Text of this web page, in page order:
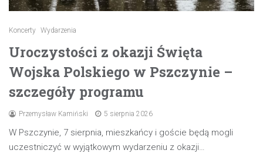
Koncerty Wydarzenia
Uroczystości z okazji Święta
Wojska Polskiego w Pszczynie –
szczegóły programu
Przemysław Kamiński 5 sierpnia 2026
W Pszczynie, 7 sierpnia, mieszkańcy i goście będą mogli
uczestniczyć w wyjątkowym wydarzeniu z okazji…